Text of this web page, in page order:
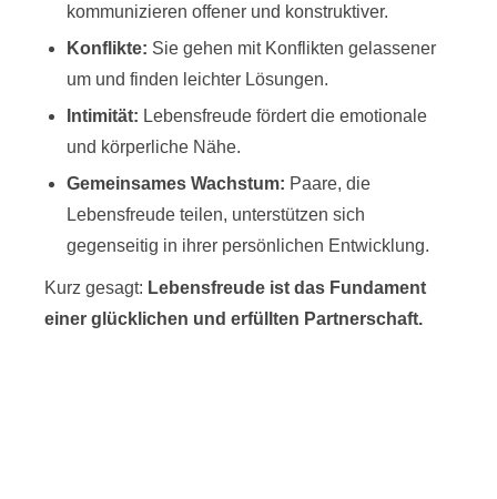
kommunizieren offener und konstruktiver.
Konflikte: Sie gehen mit Konflikten gelassener
um und finden leichter Lösungen.
Intimität: Lebensfreude fördert die emotionale
und körperliche Nähe.
Gemeinsames Wachstum: Paare, die
Lebensfreude teilen, unterstützen sich
gegenseitig in ihrer persönlichen Entwicklung.
Kurz gesagt: Lebensfreude ist das Fundament
einer glücklichen und erfüllten Partnerschaft.